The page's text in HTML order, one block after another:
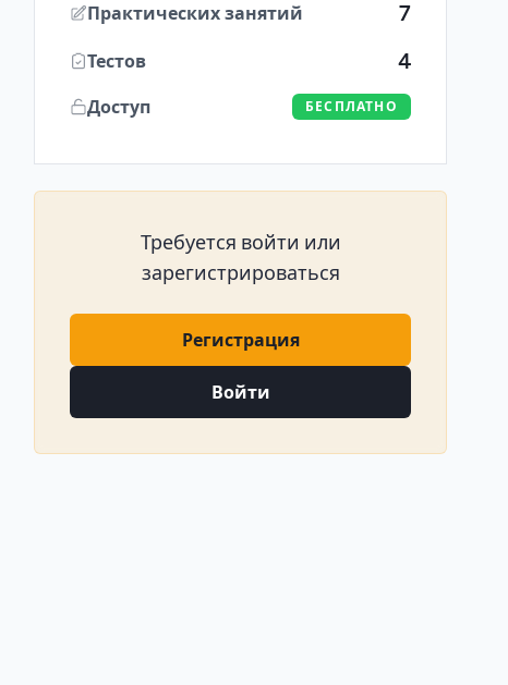
Практических занятий 7
Тестов 4
Доступ БЕСПЛАТНО
Требуется войти или
зарегистрироваться
Регистрация
Войти